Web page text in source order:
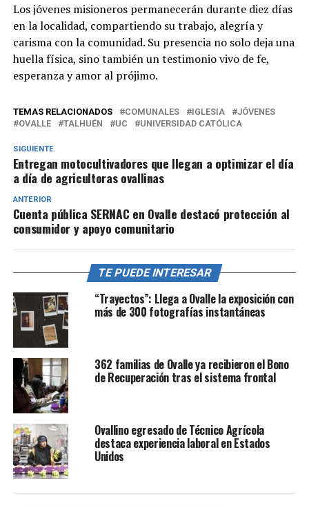
Los jóvenes misioneros permanecerán durante diez días
en la localidad, compartiendo su trabajo, alegría y
carisma con la comunidad. Su presencia no solo deja una
huella física, sino también un testimonio vivo de fe,
esperanza y amor al prójimo.
TEMAS RELACIONADOS COMUNALES IGLESIA
JÓVENES
OVALLE
TALHUÉN UC UNIVERSIDAD CATÓLICA
SIGUIENTE
Entregan motocultivadores que llegan a optimizar el día
a día de agricultoras ovallinas
ANTERIOR
Cuenta pública SERNAC en Ovalle destacó protección al
consumidor y apoyo comunitario
TE PUEDE INTERESAR
“Trayectos”: Llega a Ovalle la exposición con
más de 300 fotografías instantáneas
362 familias de Ovalle ya recibieron el Bono
de Recuperación tras el sistema frontal
Ovallino egresado de Técnico Agrícola
destaca experiencia laboral en Estados
Unidos